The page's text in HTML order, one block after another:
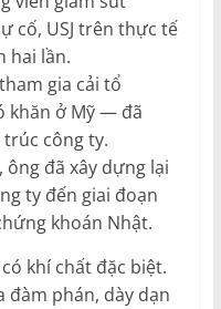
cố, USJ trên thực tế
hai lần.
gia cải tổ
khăn ở Mỹ — đã
công ty.
đã xây dựng lại
ty đến giai đoạn
khoán Nhật.
khí chất đặc biệt.
đàm phán, dày dạn